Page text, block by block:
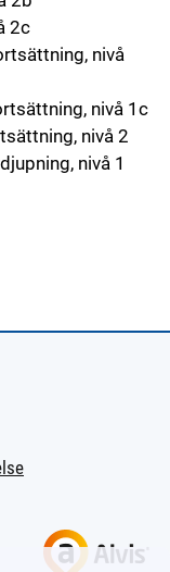
2c
nivå
nivå 1c
nivå 2
nivå 1